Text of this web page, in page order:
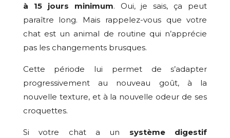
à 15 jours minimum. Oui, je sais, ça peut
paraître long. Mais rappelez-vous que votre
chat est un animal de routine qui n’apprécie
pas les changements brusques.
Cette période lui permet de s’adapter
progressivement au nouveau goût, à la
nouvelle texture, et à la nouvelle odeur de ses
croquettes.
Si votre chat a un système digestif